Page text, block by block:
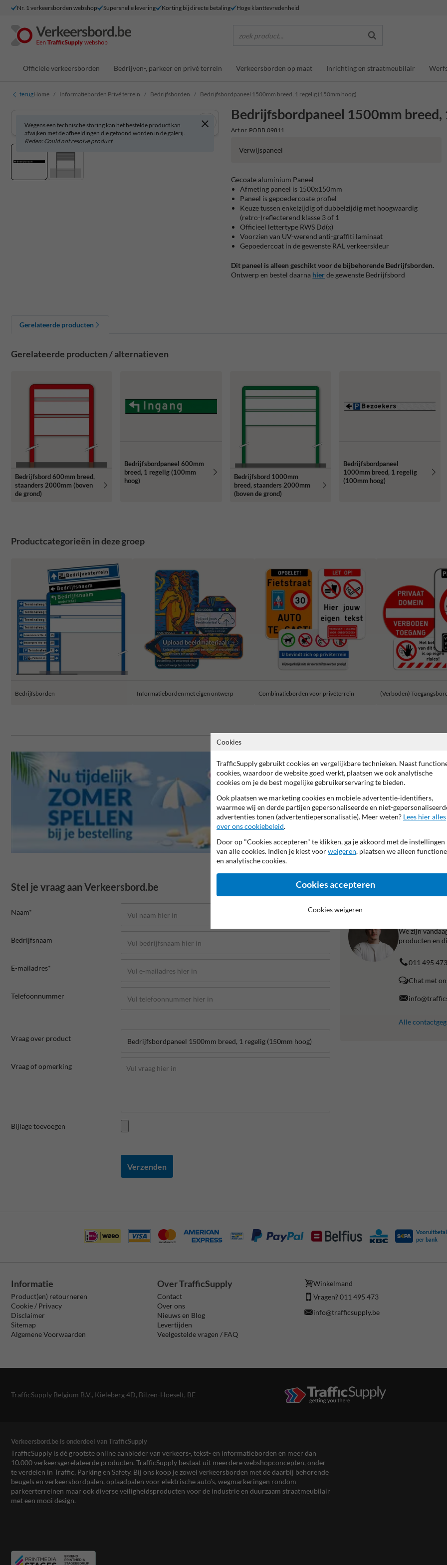
Nr. 1 verkeersborden webshop Supersnelle levering Korting bij directe betaling Hoge klanttevredenheid
zoek product...
Officiële verkeersborden Bedrijven-, parkeer en privé terrein Verkeersborden op maat Inrichting en straatmeubilair
terugHome Informatieborden Privé terrein Bedrijfsborden Bedrijfsbordpaneel 1500mm breed, 1 regelig (150mm hoog)
Bedrijfsbordpaneel 1500mm breed,
Art.nr. POBB.09811
Wegens een technische storing kan het bestelde product kan
afwijken met de afbeeldingen die getoond worden in de galerij.
Reden: Could not resolve product
Verwijspaneel
Gecoate aluminium Paneel
Afmeting paneel is 1500x150mm
Paneel is gepoedercoate profiel
Keuze tussen enkelzijdig of dubbelzijdig met hoogwaardig
(retro-)reflecterend klasse 3 of 1
Officieel lettertype RWS Dd(x)
Voorzien van UV-werend anti-graffiti laminaat
Gepoedercoat in de gewenste RAL verkeerskleur
Dit paneel is alleen geschikt voor de bijbehorende Bedrijfsborden.
Ontwerp en bestel daarna hierde gewenste Bedrijfsbord
Gerelateerde producten
Gerelateerde producten / alternatieven
Bedrijfsbord 600mm breed,
staanders 2000mm (boven
de grond)
Bedrijfsbordpaneel 600mm
breed, 1 regelig (100mm
hoog)
Bedrijfsbord 1000mm
breed, staanders 2000mm
(boven de grond)
Bedrijfsbordpaneel
1000mm breed, 1 regelig
(100mm hoog)
Productcategorieën in deze groep
Bedrijfsborden Informatieborden met eigen ontwerp Combinatieborden voor privéterrein (Verboden)
Stel je vraag aan Verkeersbord.be
Naam*
Bedrijfsnaam
E-mailadres*
Telefoonnummer
Vraag over product
Vraag of opmerking
Bijlage toevoegen
Verzenden
Liever
We zijn
producten en
011 495 473
Chat met
Alle
per bank
Informatie
Product(en) retourneren
Cookie / Privacy
Disclaimer
Sitemap
Algemene Voorwaarden
Over TrafficSupply
Contact
Over ons
Nieuws en Blog
Levertijden
Veelgestelde vragen / FAQ
Winkelmand
Vragen? 011 495 473
info@trafficsupply.be
TrafficSupply Belgium B.V., Kieleberg 4D, Bilzen-Hoeselt, BE
Verkeersbord.be is onderdeel van TrafficSupply
TrafficSupply is dé grootste online aanbieder van verkeers-, tekst- en informatieborden en meer dan
10.000 verkeersgerelateerde producten. TrafficSupply bestaat uit meerdere webshopconcepten, onder
te verdelen in Traffic, Parking en Safety. Bij ons koop je zowel verkeersborden met de daarbij behorende
beugels en verkeersbordpalen, oplaadpalen voor elektrische auto’s, wegmarkeringen rondom
parkeerterreinen maar ook diverse veiligheidsproducten voor de industrie en duurzaam straatmeubilair
met een mooi design.
Cookies
TrafficSupply gebruikt cookies en vergelijkbare technieken. Naast
cookies, waardoor de website goed werkt, plaatsen we ook analytische
cookies om je de best mogelijke gebruikerservaring te bieden.
Ook plaatsen we marketing cookies en mobiele advertentie-identifiers,
waarmee wij en derde partijen gepersonaliseerde en niet-
advertenties tonen (advertentiepersonalisatie). Meer weten? Lees hier alles
over ons cookiebeleid.
Door op "Cookies accepteren" te klikken, ga je akkoord met de instellingen
van alle cookies. Indien je kiest voorweigeren, plaatsen we alleen
en analytische cookies.
Cookies accepteren
Cookies weigeren